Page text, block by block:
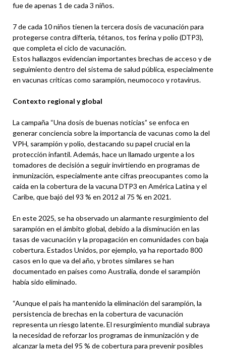
fue de apenas 1 de cada 3 niños.
7 de cada 10 niños tienen la tercera dosis de vacunación para
protegerse contra difteria, tétanos, tos ferina y polio (DTP3),
que completa el ciclo de vacunación.
Estos hallazgos evidencian importantes brechas de acceso y de
seguimiento dentro del sistema de salud pública, especialmente
en vacunas críticas como sarampión, neumococo y rotavirus.
Contexto regional y global
La campaña “Una dosis de buenas noticias” se enfoca en
generar conciencia sobre la importancia de vacunas como la del
VPH, sarampión y polio, destacando su papel crucial en la
protección infantil. Además, hace un llamado urgente a los
tomadores de decisión a seguir invirtiendo en programas de
inmunización, especialmente ante cifras preocupantes como la
caída en la cobertura de la vacuna DTP3 en América Latina y el
Caribe, que bajó del 93 % en 2012 al 75 % en 2021.
En este 2025, se ha observado un alarmante resurgimiento del
sarampión en el ámbito global, debido a la disminución en las
tasas de vacunación y la propagación en comunidades con baja
cobertura. Estados Unidos, por ejemplo, ya ha reportado 800
casos en lo que va del año, y brotes similares se han
documentado en países como Australia, donde el sarampión
había sido eliminado.
“Aunque el país ha mantenido la eliminación del sarampión, la
persistencia de brechas en la cobertura de vacunación
representa un riesgo latente. El resurgimiento mundial subraya
la necesidad de reforzar los programas de inmunización y de
alcanzar la meta del 95 % de cobertura para prevenir posibles